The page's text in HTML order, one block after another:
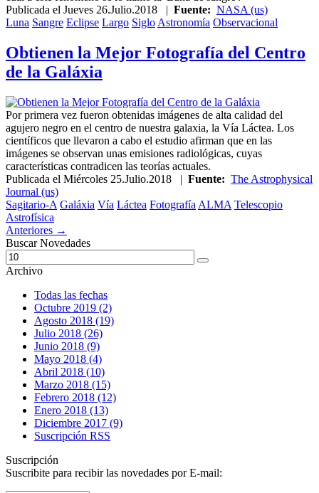
Publicada el Jueves 26.Julio.2018 | Fuente: NASA (us)
Luna Sangre Eclipse Largo Siglo Astronomía Observacional
Obtienen la Mejor Fotografía del Centro
de la Galáxia
Por primera vez fueron obtenidas imágenes de alta calidad del
agujero negro en el centro de nuestra galaxia, la Vía Láctea. Los
científicos que llevaron a cabo el estudio afirman que en las
imágenes se observan unas emisiones radiológicas, cuyas
características contradicen las teorías actuales.
Publicada el Miércoles 25.Julio.2018 | Fuente: The Astrophysical
Journal (us)
Sagitario-A Galáxia Vía Láctea Fotografía ALMA Telescopio
Astrofísica
Anteriores →
Buscar Novedades
Archivo
Todas las fechas
Octubre 2019 (2)
Agosto 2018 (19)
Julio 2018 (26)
Junio 2018 (9)
Mayo 2018 (4)
Abril 2018 (10)
Marzo 2018 (15)
Febrero 2018 (12)
Enero 2018 (13)
Diciembre 2017 (9)
Suscripción RSS
Suscripción
Suscribite para recibir las novedades por E-mail: